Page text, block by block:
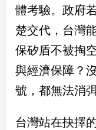
康/
親
子/
感
情
藝
術
／
創
體考驗。政府
楚交代，台灣
保矽盾不被掏
與經濟保障？
號，都無法消
台灣站在抉擇